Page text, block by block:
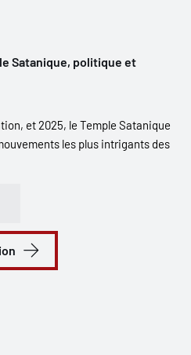
Satanique, politique et
et 2025, le Temple Satanique
les plus intrigants des